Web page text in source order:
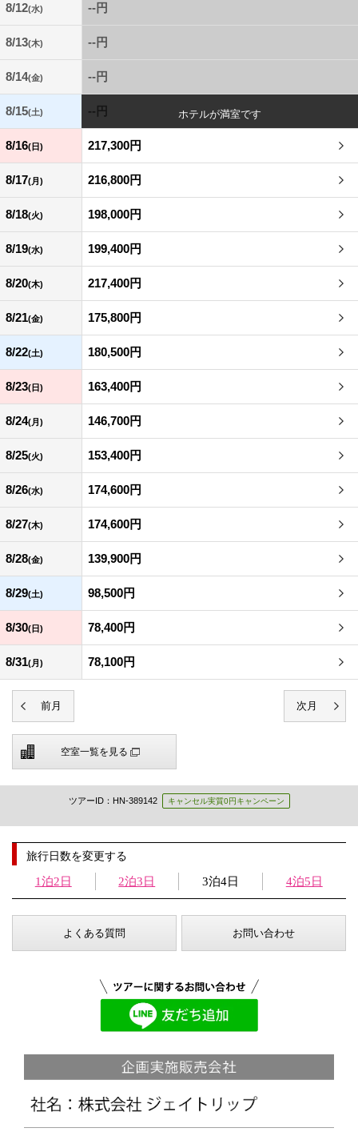
8/12(水) --円
8/13(木) --円
8/14(金) --円
8/15(土) --円
8/16(日) 217,300円
8/17(月) 216,800円
8/18(火) 198,000円
8/19(水) 199,400円
8/20(木) 217,400円
8/21(金) 175,800円
8/22(土) 180,500円
8/23(日) 163,400円
8/24(月) 146,700円
8/25(火) 153,400円
8/26(水) 174,600円
8/27(木) 174,600円
8/28(金) 139,900円
8/29(土) 98,500円
8/30(日) 78,400円
8/31(月) 78,100円
空室一覧を見る
ツアーID：HN-389142 キャンセル実質0円キャンペーン
旅行日数を変更する
1泊2日 2泊3日 3泊4日 4泊5日
よくある質問 お問い合わせ